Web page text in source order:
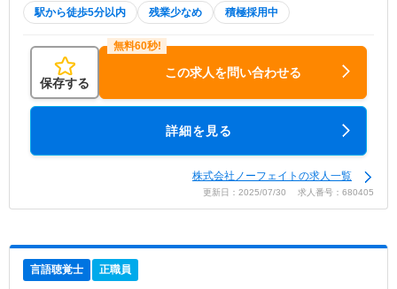
駅から徒歩5分以内 残業少なめ 積極採用中
保存する
この求人を問い合わせる
詳細を見る
株式会社ノーフェイトの求人一覧
更新日：2025/07/30 求人番号：680405
言語聴覚士 正職員